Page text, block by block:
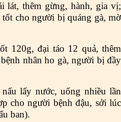
lát, thêm gừng, hành, gia vị;
cho người bị quáng gà, mờ
120g, đại táo 12 quả, thêm
nhân ho gà, người bị đầy
lấy nước, uống nhiều lần
cho người bệnh đậu, sởi lúc
ban).